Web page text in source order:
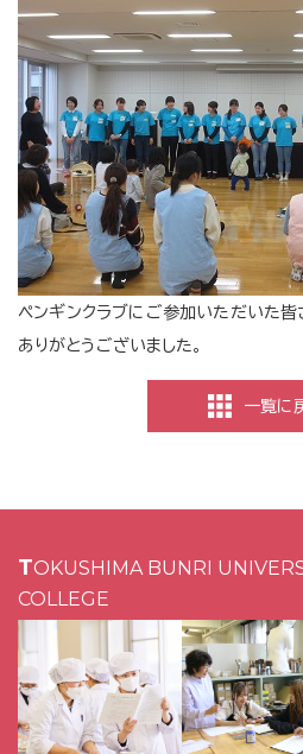
ペンギンクラブにご参加いただいた皆
ありがとうございました。
一覧に
TOKUSHIMA BUNRI UNIVERSITY JUNIOR
COLLEGE